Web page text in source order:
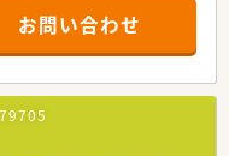
曜日のご勤務が可能な方は
お問い合わせ